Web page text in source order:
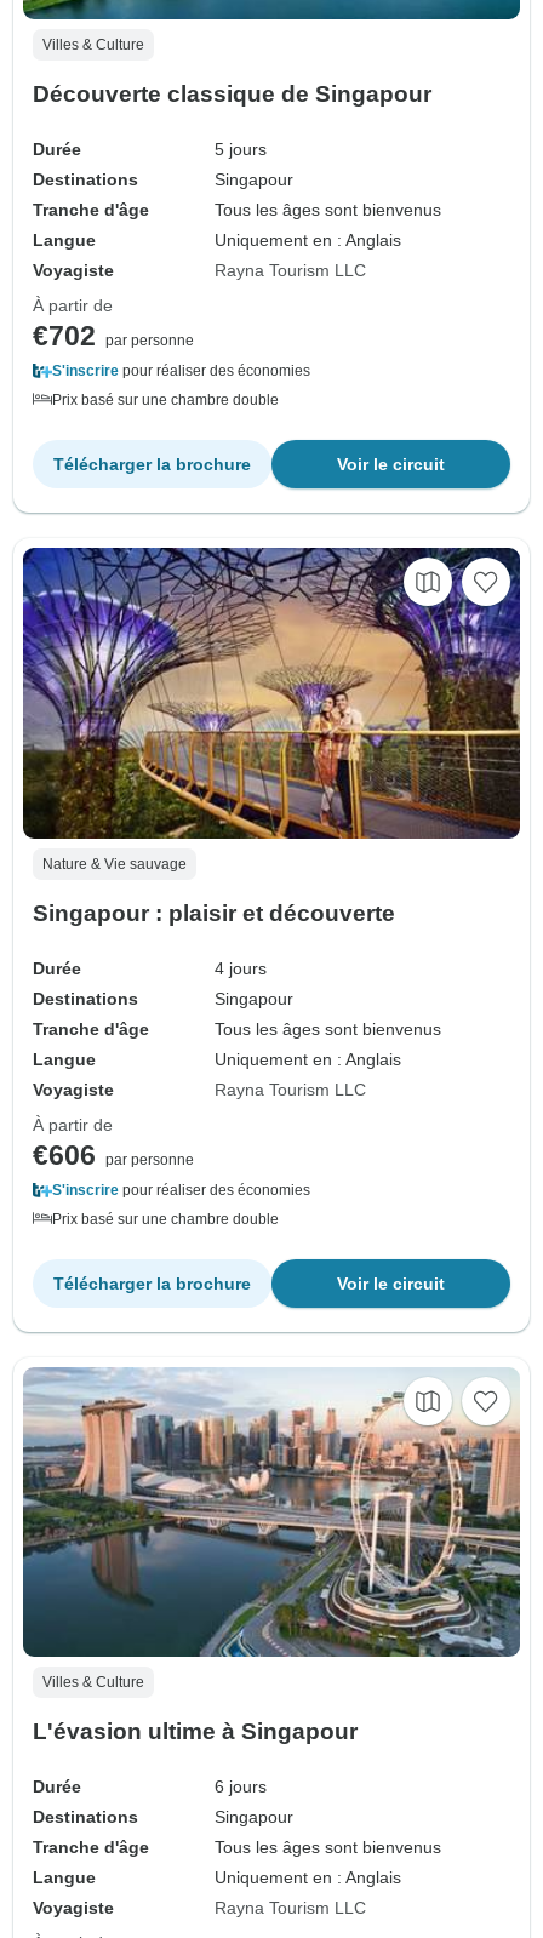
Villes & Culture
Découverte classique de Singapour
Durée
5 jours
Destinations
Singapour
Tranche d'âge
Tous les âges sont bienvenus
Langue
Uniquement en : Anglais
Voyagiste
Rayna Tourism LLC
À partir de
€702
par personne
S'inscrire pour réaliser des économies
Prix basé sur une chambre double
Voir le circuit
Télécharger la brochure
Nature & Vie sauvage
Singapour : plaisir et découverte
Durée
4 jours
Destinations
Singapour
Tranche d'âge
Tous les âges sont bienvenus
Langue
Uniquement en : Anglais
Voyagiste
Rayna Tourism LLC
À partir de
€606
par personne
S'inscrire pour réaliser des économies
Prix basé sur une chambre double
Voir le circuit
Télécharger la brochure
Villes & Culture
L'évasion ultime à Singapour
Durée
6 jours
Destinations
Singapour
Tranche d'âge
Tous les âges sont bienvenus
Langue
Uniquement en : Anglais
Voyagiste
Rayna Tourism LLC